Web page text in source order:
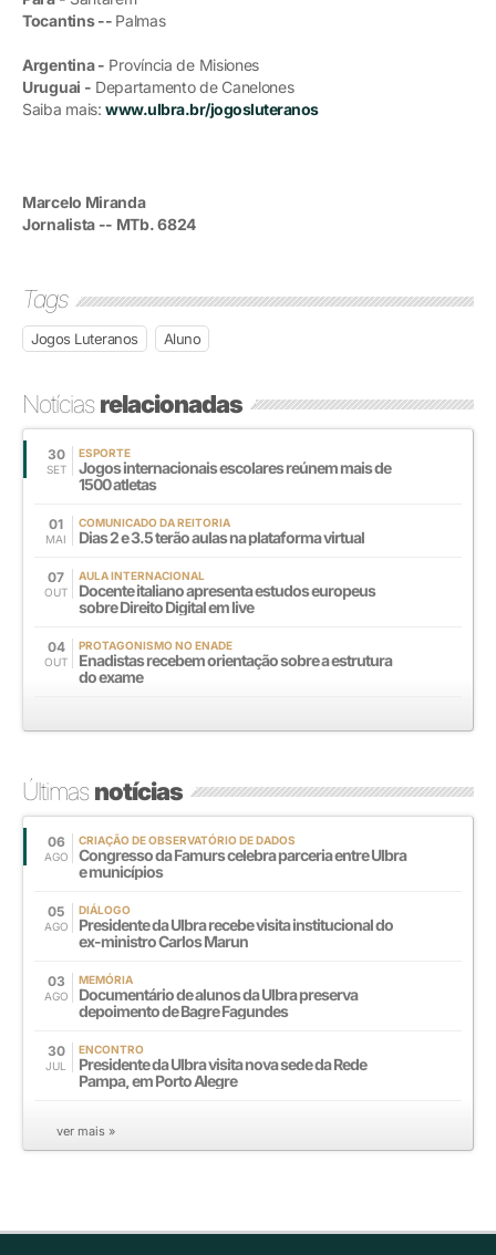
Tocantins -- Palmas
Argentina - Província de Misiones
Uruguai - Departamento de Canelones
Saiba mais:www.ulbra.br/jogosluteranos
Marcelo Miranda
Jornalista -- MTb. 6824
Tags
Jogos Luteranos Aluno
Notíciasrelacionadas
30
SET
ESPORTE
Jogos internacionais escolares reúnem mais de
1500 atletas
01
MAI
COMUNICADO DA REITORIA
Dias 2 e 3.5 terão aulas na plataforma virtual
07
OUT
AULA INTERNACIONAL
Docente italiano apresenta estudos europeus
sobre Direito Digital em live
04
OUT
PROTAGONISMO NO ENADE
Enadistas recebem orientação sobre a estrutura
do exame
Últimasnotícias
06
AGO
CRIAÇÃO DE OBSERVATÓRIO DE DADOS
Congresso da Famurs celebra parceria entre Ulbra
e municípios
05
AGO
DIÁLOGO
Presidente da Ulbra recebe visita institucional do
ex-ministro Carlos Marun
03
AGO
MEMÓRIA
Documentário de alunos da Ulbra preserva
depoimento de Bagre Fagundes
30
JUL
ENCONTRO
Presidente da Ulbra visita nova sede da Rede
Pampa, em Porto Alegre
ver mais »